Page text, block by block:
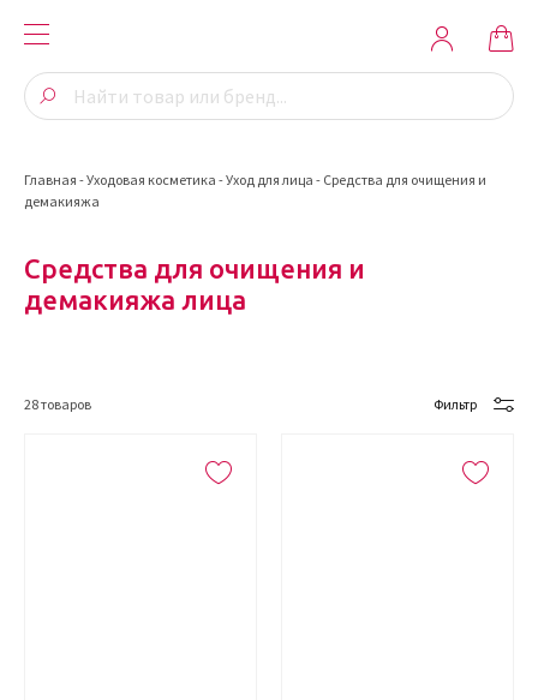
Главная -Уходовая косметика -Уход для лица - Средства для очищения и
демакияжа
Средства для очищения и
демакияжа лица
28товаров Фильтр